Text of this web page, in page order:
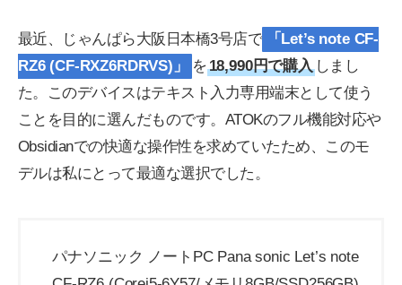
最近、じゃんぱら大阪日本橋3号店で
「Let’s note CF-
RZ6 (CF-RXZ6RDRVS)」
を18,990円で購入しまし
た。このデバイスはテキスト入力専用端末として使う
ことを目的に選んだものです。ATOKのフル機能対応や
Obsidianでの快適な操作性を求めていたため、このモ
デルは私にとって最適な選択でした。
パナソニック ノートPC Pana sonic Let’s note